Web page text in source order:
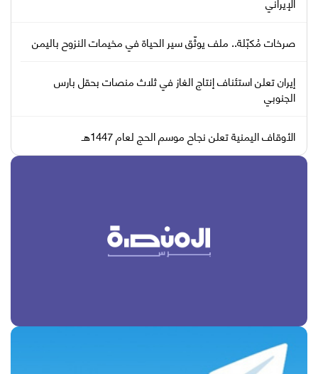
صرخات مُكبّلة.. ملف يوثّق سير الحياة في مخيمات النزوح باليمن
إيران تعلن استئناف إنتاج الغاز في ثلاث منصات بحقل بارس
الجنوبي
الأوقاف اليمنية تعلن نجاح موسم الحج لعام 1447هـ